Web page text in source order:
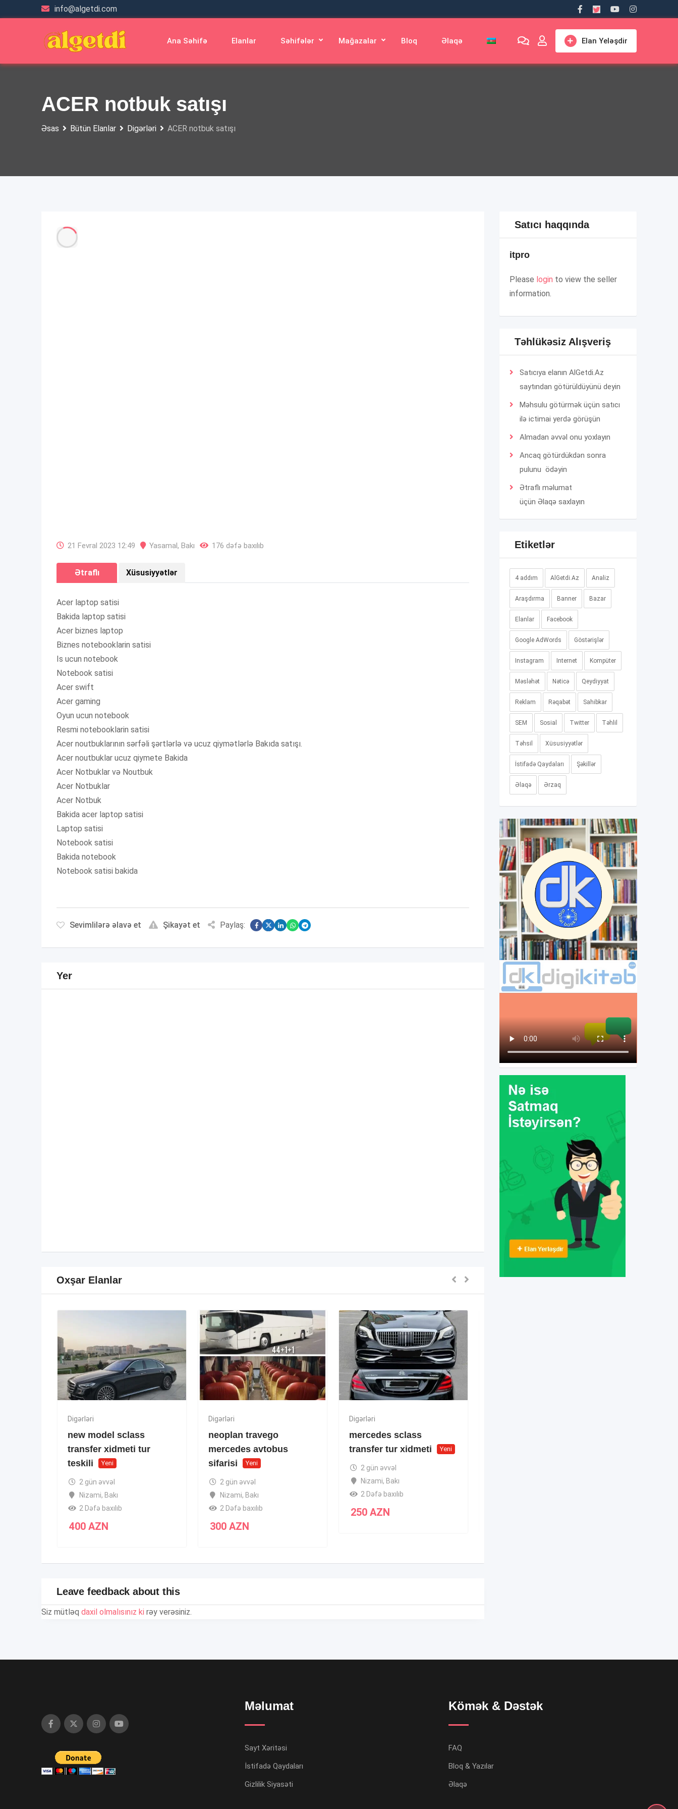
to
info@algetdi.com
Elan Yeləşdir
Ana Səhifə Elanlar Səhifələr Mağazalar Bloq Əlaqə
ACER notbuk satışı
Əsas Bütün Elanlar Digərləri ACER notbuk satışı
21 Fevral 2023 12:49 Yasamal, Bakı 176 dəfə baxılıb
Ətraflı Xüsusiyyətlər
Acer laptop satisi
Bakida laptop satisi
Acer biznes laptop
Biznes notebooklarin satisi
Is ucun notebook
Notebook satisi
Acer swift
Acer gaming
Oyun ucun notebook
Resmi notebooklarin satisi
Acer noutbuklarının sərfəli şərtlərlə və ucuz qiymətlərlə Bakıda satışı.
Acer noutbuklar ucuz qiymete Bakida
Acer Notbuklar və Noutbuk
Acer Notbuklar
Acer Notbuk
Bakida acer laptop satisi
Laptop satisi
Notebook satisi
Bakida notebook
Notebook satisi bakida
Sevimlilərə əlavə et Şikayət et Paylaş:
Yer
Oxşar Elanlar
Digərləri
new model sclass
transfer xidmeti tur
teskili
Yeni
2 gün əvvəl
Nizami, Bakı
2 Dəfə baxılıb
400 AZN
Digərləri
neoplan travego
mercedes avtobus
sifarisi
Yeni
2 gün əvvəl
Nizami, Bakı
2 Dəfə baxılıb
300AZN
Digərləri
mercedes sclass
transfer tur xidmeti
Yeni
2 gün əvvəl
Nizami, Bakı
2 Dəfə baxılıb
250AZN
Leave feedback about this
Siz mütləq daxil olmalısınız ki rəy verəsiniz.
Satıcı haqqında
itpro
Please login to view the seller
information.
Təhlükəsiz Alışveriş
Satıcıya elanın AlGetdi.Az
saytından götürüldüyünü deyin
Məhsulu götürmək üçün satıcı
ilə ictimai yerdə görüşün
Almadan əvvəl onu yoxlayın
Ancaq götürdükdən sonra
pulunu ödəyin
Ətraflı məlumat
üçün Əlaqə saxlayın
Etiketlər
4 addım AlGetdi.Az Analiz
Araşdırma Banner Bazar
Elanlar Facebook
Google AdWords Göstərişlər
Instagram Internet Kompüter
Məsləhət Nəticə Qeydiyyat
Reklam Rəqabət Sahibkar
SEM Sosial Twitter Təhlil
Təhsil Xüsusiyyətlər
İstifadə Qaydaları Şəkillər
Əlaqə Ərzaq
Məlumat
Sayt Xəritəsi
İstifadə Qaydaları
Gizlilik Siyasəti
Kömək & Dəstək
FAQ
Bloq & Yazılar
Əlaqə